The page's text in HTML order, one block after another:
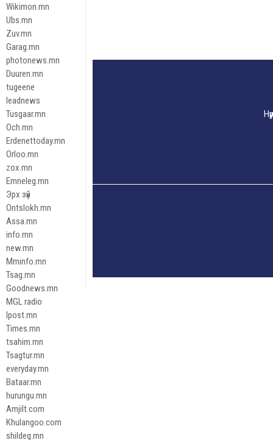
Wikimon.mn
Ubs.mn
Zuv.mn
Garag.mn
photonews.mn
Duuren.mn
tugeene
leadnews
Tusgaar.mn
Och.mn
Erdenettoday.mn
Orloo.mn
zox.mn
Emneleg.mn
Эрх зүй
Ontslokh.mn
Assa.mn
info.mn
new.mn
Mminfo.mn
Tsag.mn
Goodnews.mn
MGL radio
Ipost.mn
Times.mn
tsahim.mn
Tsagtur.mn
everyday.mn
Bataar.mn
hurungu.mn
Amjilt.com
Khulangoo.com
shildeg.mn